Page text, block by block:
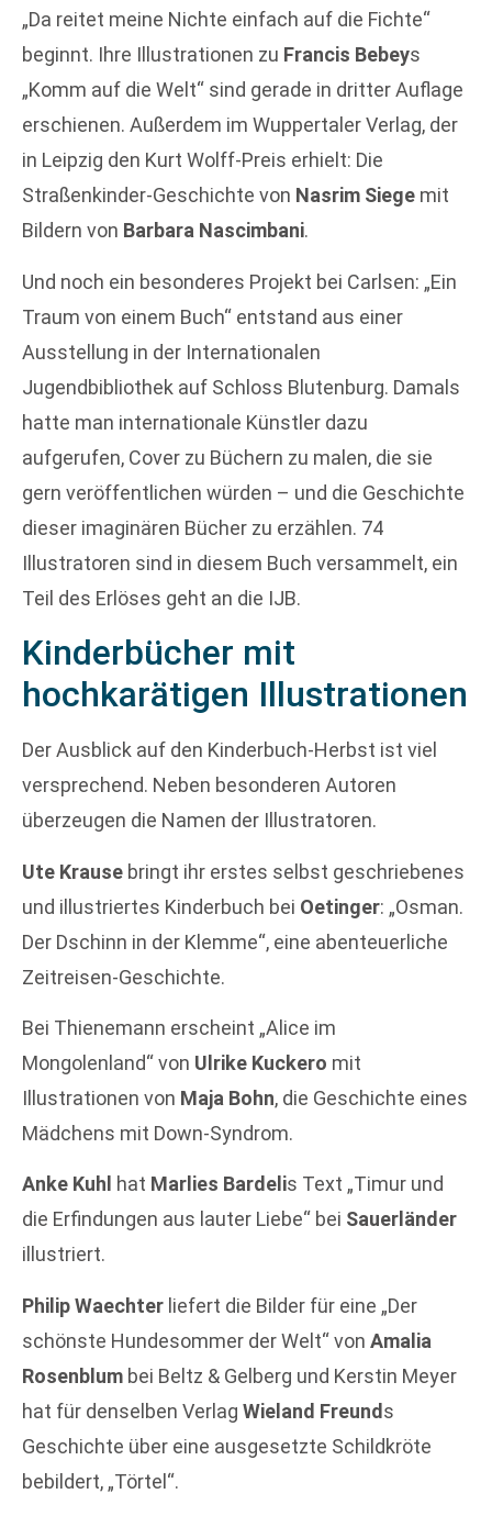
„Da reitet meine Nichte einfach auf die Fichte“
beginnt. Ihre Illustrationen zu Francis Bebeys
„Komm auf die Welt“ sind gerade in dritter Auflage
erschienen. Außerdem im Wuppertaler Verlag, der
in Leipzig den Kurt Wolff-Preis erhielt: Die
Straßenkinder-Geschichte von Nasrim Siege mit
Bildern von Barbara Nascimbani.
Und noch ein besonderes Projekt bei Carlsen: „Ein
Traum von einem Buch“ entstand aus einer
Ausstellung in der Internationalen
Jugendbibliothek auf Schloss Blutenburg. Damals
hatte man internationale Künstler dazu
aufgerufen, Cover zu Büchern zu malen, die sie
gern veröffentlichen würden – und die Geschichte
dieser imaginären Bücher zu erzählen. 74
Illustratoren sind in diesem Buch versammelt, ein
Teil des Erlöses geht an die IJB.
Kinderbücher mit
hochkarätigen Illustrationen
Der Ausblick auf den Kinderbuch-Herbst ist viel
versprechend. Neben besonderen Autoren
überzeugen die Namen der Illustratoren.
Ute Krause bringt ihr erstes selbst geschriebenes
und illustriertes Kinderbuch bei Oetinger: „Osman.
Der Dschinn in der Klemme“, eine abenteuerliche
Zeitreisen-Geschichte.
Bei Thienemann erscheint „Alice im
Mongolenland“ von Ulrike Kuckero mit
Illustrationen von Maja Bohn, die Geschichte eines
Mädchens mit Down-Syndrom.
Anke Kuhl hat Marlies Bardelis Text „Timur und
die Erfindungen aus lauter Liebe“ bei Sauerländer
illustriert.
Philip Waechter liefert die Bilder für eine „Der
schönste Hundesommer der Welt“ von Amalia
Rosenblum bei Beltz & Gelberg und Kerstin Meyer
hat für denselben Verlag Wieland Freunds
Geschichte über eine ausgesetzte Schildkröte
bebildert, „Törtel“.